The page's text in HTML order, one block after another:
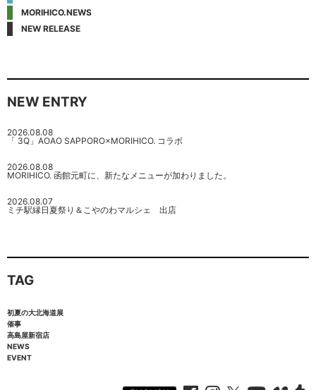
MORIHICO.NEWS
NEW RELEASE
NEW ENTRY
2026.08.08
「 3Q」AOAO SAPPORO×MORIHICO. コラボ
2026.08.08
MORIHICO. 函館元町に、新たなメニューが加わりました。
2026.08.07
ミチ駅縁日夏祭り＆こやのわマルシェ 出店
TAG
初夏の大北海道展
催事
高島屋新宿店
NEWS
EVENT